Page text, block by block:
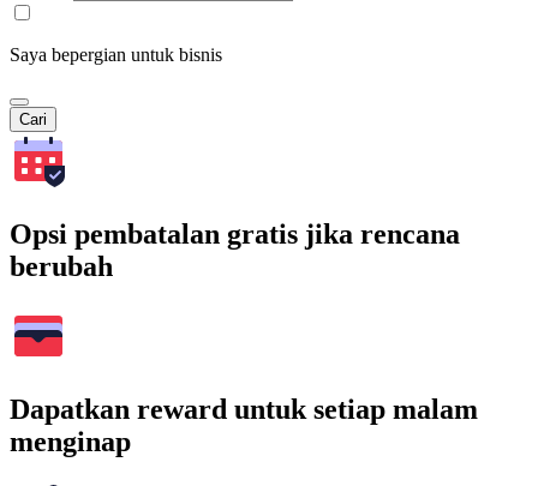
Saya bepergian untuk bisnis
Cari
Opsi pembatalan gratis jika rencana
berubah
Dapatkan reward untuk setiap malam
menginap